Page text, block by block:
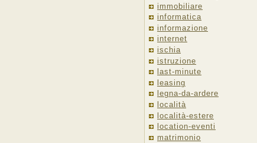
immobiliare
informatica
informazione
internet
ischia
istruzione
last-minute
leasing
legna-da-ardere
località
località-estere
location-eventi
matrimonio